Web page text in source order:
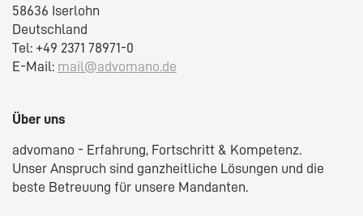
58636 Iserlohn
Deutschland
Tel: +49 2371 78971-0
E-Mail: mail@advomano.de
Über uns
advomano - Erfahrung, Fortschritt & Kompetenz.
Unser Anspruch sind ganzheitliche Lösungen und die
beste Betreuung für unsere Mandanten.